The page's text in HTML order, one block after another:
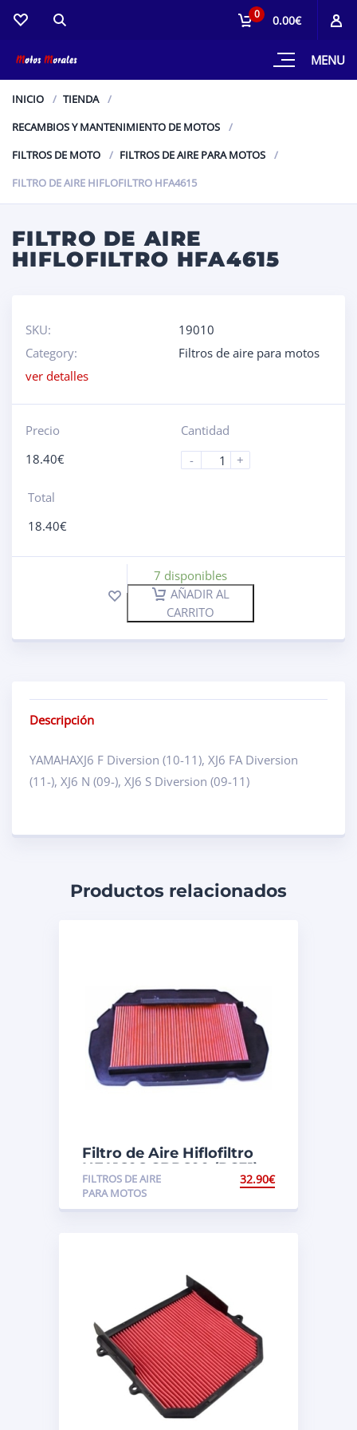
MENU
0 0.00€
INICIO
TIENDA
RECAMBIOS Y MANTENIMIENTO DE MOTOS
FILTROS DE MOTO
FILTROS DE AIRE PARA MOTOS
FILTRO DE AIRE HIFLOFILTRO HFA4615
FILTRO DE AIRE
HIFLOFILTRO HFA4615
SKU:
19010
Category:
Filtros de aire para motos
ver detalles
Precio
18.40€
Cantidad
-
+
Total
18.40€
7 disponibles
AÑADIR AL
CARRITO
Descripción
YAMAHAXJ6 F Diversion (10-11), XJ6 FA Diversion
(11-), XJ6 N (09-), XJ6 S Diversion (09-11)
Productos relacionados
Filtro de Aire Hiflofiltro
HFA1606 CBR600 (PC31)
FILTROS DE AIRE
PARA MOTOS
32.90€